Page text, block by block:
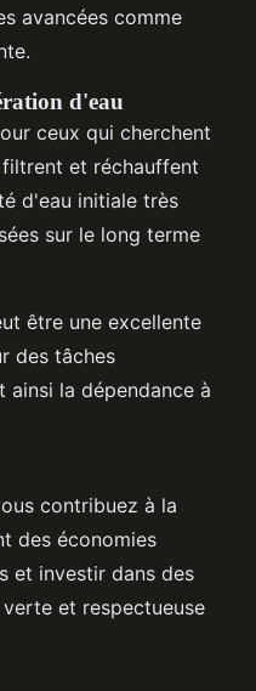
avancées comme
d'eau
ceux qui cherchent
et réchauffent
d'eau initiale très
sur le long terme
être une excellente
des tâches
ainsi la dépendance à
contribuez à la
des économies
et investir dans des
et respectueuse